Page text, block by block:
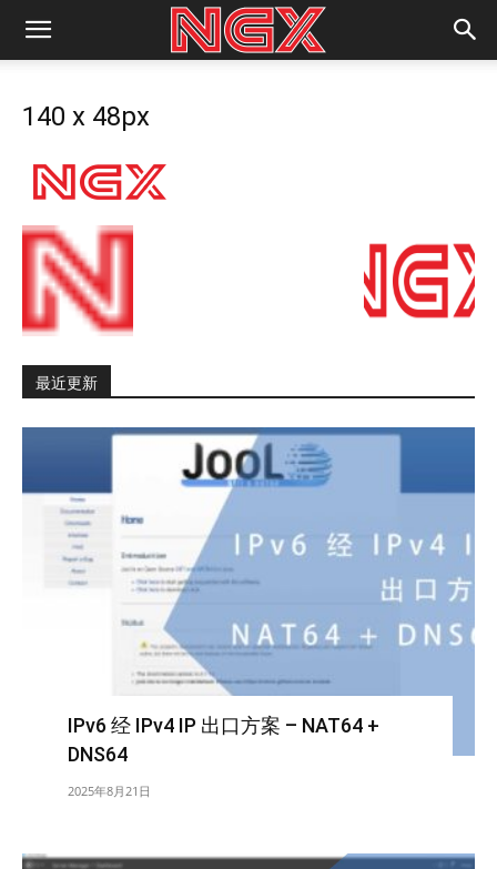
140 x 48px
最近更新
IPv6 经 IPv4 IP 出口方案 – NAT64 +
DNS64
2025年8月21日